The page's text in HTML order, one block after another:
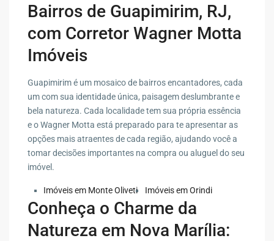
Bairros de Guapimirim, RJ,
com Corretor Wagner Motta
Imóveis
Guapimirim é um mosaico de bairros encantadores, cada
um com sua identidade única, paisagem deslumbrante e
bela natureza. Cada localidade tem sua própria essência
e o Wagner Motta está preparado para te apresentar as
opções mais atraentes de cada região, ajudando você a
tomar decisões importantes na compra ou aluguel do seu
imóvel.
Imóveis em Monte Oliveti Imóveis em Orindi
Conheça o Charme da
Natureza em Nova Marília: